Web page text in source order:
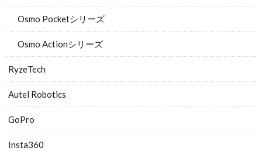
Osmo Pocketシリーズ
Osmo Actionシリーズ
RyzeTech
Autel Robotics
GoPro
Insta360